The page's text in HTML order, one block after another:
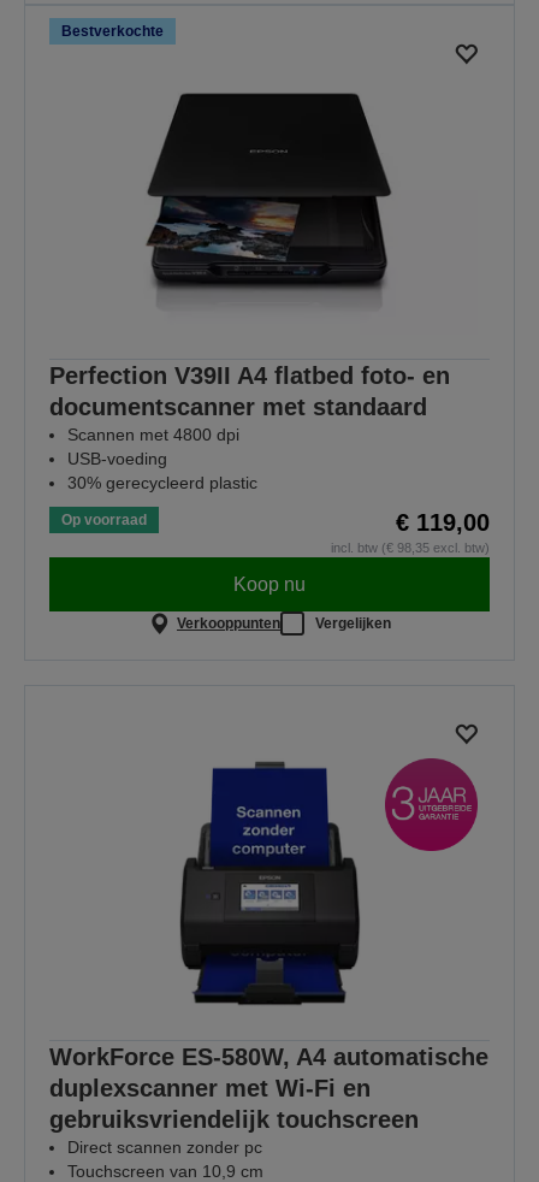
Bestverkochte
Perfection V39II A4 flatbed foto- en
documentscanner met standaard
Scannen met 4800 dpi
USB-voeding
30% gerecycleerd plastic
Op voorraad € 119,00
incl. btw (€ 98,35 excl. btw)
Koop nu
Verkooppunten Vergelijken
WorkForce ES-580W, A4 automatische
duplexscanner met Wi-Fi en
gebruiksvriendelijk touchscreen
Direct scannen zonder pc
Touchscreen van 10,9 cm